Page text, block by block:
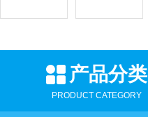
产品分类
PRODUCT CATEGORY